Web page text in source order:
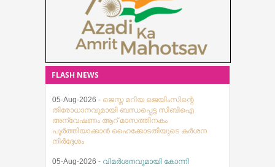
ദിവസങ്ങളോളം നടത്തിയ
നീക്കത്തിനൊടുവിലാണ് മലയാളി
സൂത്രധാരന്മാരിലേക്ക്
അന്വേഷണം എത്തിയത്.
പിടിയിലായ മൂന്ന്
പ്രതികള്‍ക്കുമെതിരെ
സംഭവത്തിന് പിന്നിലെ വമ്പന്‍
അന്താരാഷ്ട്ര മയക്കുമരുന്ന് മാഫിയ
ശൃംഖലയെക്കുറിച്ച് വിശദമായ
സ്വാധീനമെന്നോ അറിയാതെ
ആയിരുന്നു പെൺകുട്ടി ദൃശ്യങ്ങൾ
ധൈര്യപൂർവ്വം പകർത്തി പുറം
ലോകത്തെ അറിയിച്ചത്.
ഇൻസ്റ്റഗ്രാമിൽ
ആത്മവിശ്വാസത്തെ ബാധിക്കും.
പുതിയ വ്യവസായ നിക്ഷേപകരെ
FLASH NEWS
05-Aug-2026 - ജെസ്ന മറിയ ജെയിംസിന്റെ
തിരോധാനവുമായി ബന്ധപ്പെട്ട സിബിഐ
അന്വേഷണം ആറ് മാസത്തിനകം
പൂര്‍ത്തിയാക്കാന്‍ ഹൈക്കോടതിയുടെ കര്‍ശന
നിര്‍ദ്ദേശം
05-Aug-2026 - വിമർശനവുമായി കോന്നി